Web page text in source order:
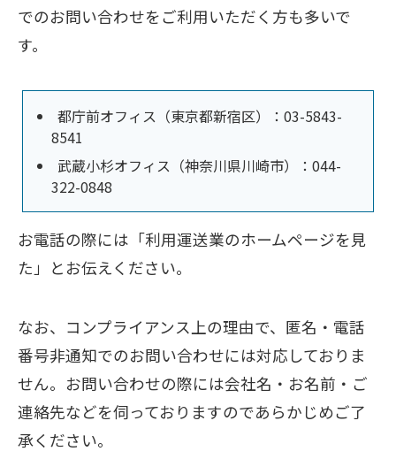
でのお問い合わせをご利用いただく方も多いで
す。
都庁前オフィス（東京都新宿区）：03-5843-
8541
武蔵小杉オフィス（神奈川県川崎市）：044-
322-0848
お電話の際には「利用運送業のホームページを見
た」とお伝えください。
なお、コンプライアンス上の理由で、匿名・電話
番号非通知でのお問い合わせには対応しておりま
せん。お問い合わせの際には会社名・お名前・ご
連絡先などを伺っておりますのであらかじめご了
承ください。